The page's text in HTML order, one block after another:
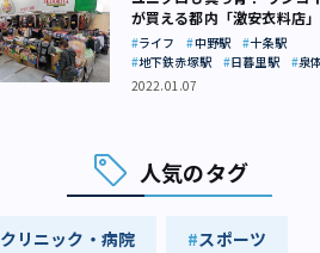
が買える都内「激安衣料店
ライフ 中野駅
十条駅
地下鉄赤塚駅
日暮里駅
泉
2022.01.07
人気のタグ
クリニック・病院 スポーツ